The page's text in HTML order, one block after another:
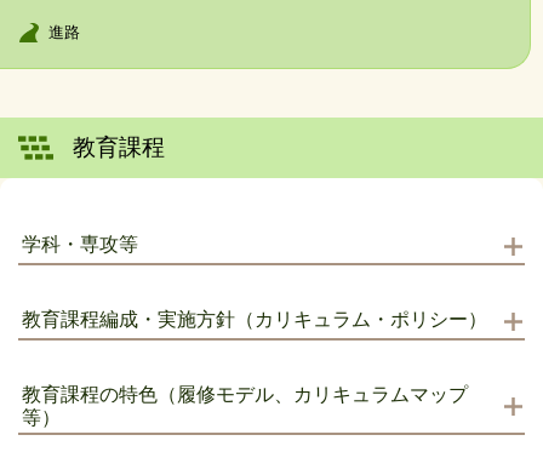
進路
教育課程
学科・専攻等
教育課程編成・実施方針（カリキュラム・ポリシー）
教育課程の特色（履修モデル、カリキュラムマップ
等）